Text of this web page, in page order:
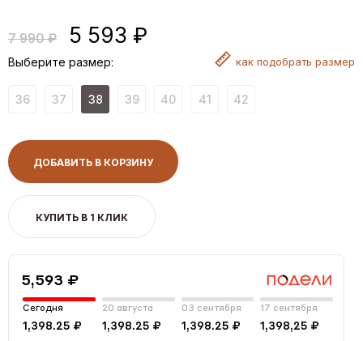
7 990 ₽ 5 593 ₽
Выберите размер: как подобрать размер
36 37 38 39 40 41 42
ДОБАВИТЬ В КОРЗИНУ
КУПИТЬ В 1 КЛИК
5,593 ₽
Сегодня
1,398.25 ₽
20 августа
1,398.25 ₽
03 сентября
1,398.25 ₽
17 сентября
1,398,25 ₽